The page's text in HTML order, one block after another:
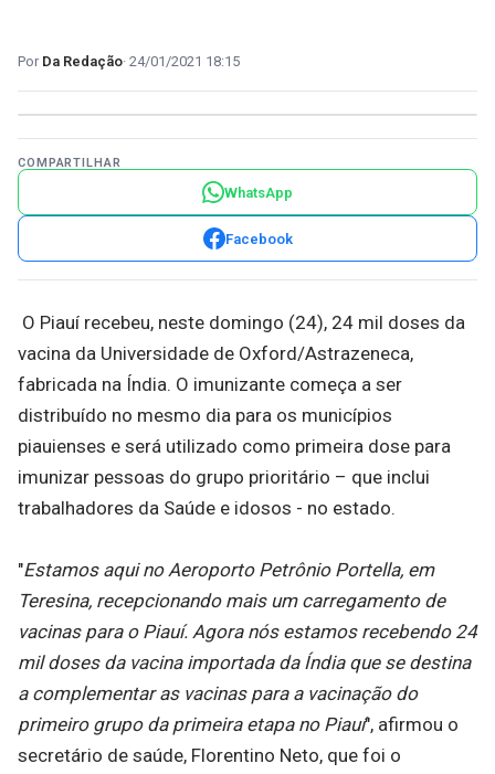
Da Redação 24/01/2021 18:15
COMPARTILHAR
WhatsApp
Facebook
O Piauí recebeu, neste domingo (24), 24 mil doses da
vacina da Universidade de Oxford/Astrazeneca,
fabricada na Índia. O imunizante começa a ser
distribuído no mesmo dia para os municípios
piauienses e será utilizado como primeira dose para
imunizar pessoas do grupo prioritário – que inclui
trabalhadores da Saúde e idosos - no estado.
"Estamos aqui no Aeroporto Petrônio Portella, em
Teresina, recepcionando mais um carregamento de
vacinas para o Piauí. Agora nós estamos recebendo 24
mil doses da vacina importada da Índia que se destina
a complementar as vacinas para a vacinação do
primeiro grupo da primeira etapa no Piauí", afirmou o
secretário de saúde, Florentino Neto, que foi o